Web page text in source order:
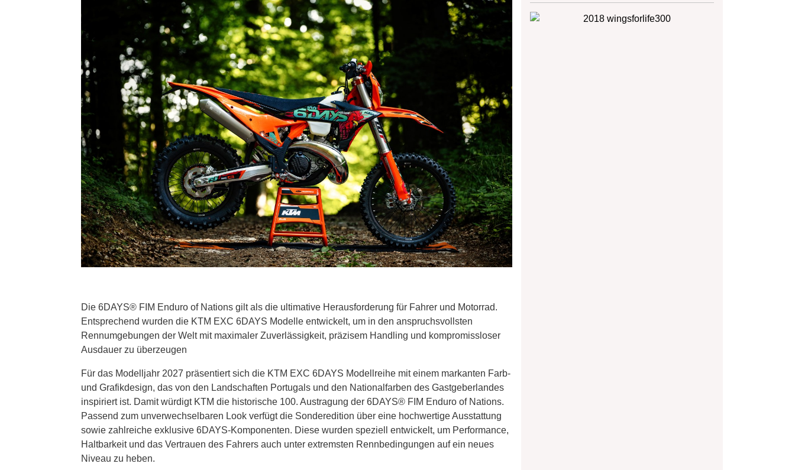
Die 6DAYS® FIM Enduro of Nations gilt als die ultimative Herausforderung für Fahrer und Motorrad.
Entsprechend wurden die KTM EXC 6DAYS Modelle entwickelt, um in den anspruchsvollsten
Rennumgebungen der Welt mit maximaler Zuverlässigkeit, präzisem Handling und kompromissloser
Ausdauer zu überzeugen
Für das Modelljahr 2027 präsentiert sich die KTM EXC 6DAYS Modellreihe mit einem markanten Farb-
und Grafikdesign, das von den Landschaften Portugals und den Nationalfarben des Gastgeberlandes
inspiriert ist. Damit würdigt KTM die historische 100. Austragung der 6DAYS® FIM Enduro of Nations.
Passend zum unverwechselbaren Look verfügt die Sonderedition über eine hochwertige Ausstattung
sowie zahlreiche exklusive 6DAYS-Komponenten. Diese wurden speziell entwickelt, um Performance,
Haltbarkeit und das Vertrauen des Fahrers auch unter extremsten Rennbedingungen auf ein neues
Niveau zu heben.